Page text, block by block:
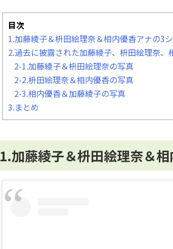
目次
1.加藤綾子＆枡田絵理奈＆相内優香アナの3
2.過去に披露された加藤綾子、枡田絵理奈、
2-1.加藤綾子＆枡田絵理奈の写真
2-2.枡田絵理奈＆相内優香の写真
2-3.相内優香＆加藤綾子の写真
3.まとめ
1.加藤綾子＆枡田絵理奈＆